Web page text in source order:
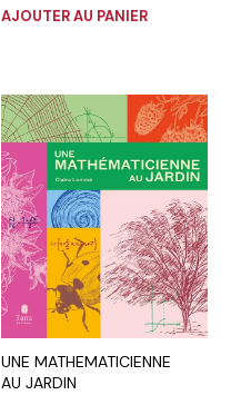
AJOUTER AU PANIER
UNE MATHEMATICIENNE
AU JARDIN